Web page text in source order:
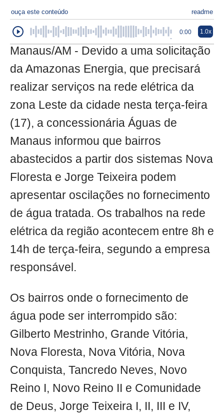
ouça este conteúdo readme
0:00 1.0x
Manaus/AM - Devido a uma solicitação
da Amazonas Energia, que precisará
realizar serviços na rede elétrica da
zona Leste da cidade nesta terça-feira
(17), a concessionária Águas de
Manaus informou que bairros
abastecidos a partir dos sistemas Nova
Floresta e Jorge Teixeira podem
apresentar oscilações no fornecimento
de água tratada. Os trabalhos na rede
elétrica da região acontecem entre 8h e
14h de terça-feira, segundo a empresa
responsável.
Os bairros onde o fornecimento de
água pode ser interrompido são:
Gilberto Mestrinho, Grande Vitória,
Nova Floresta, Nova Vitória, Nova
Conquista, Tancredo Neves, Novo
Reino I, Novo Reino II e Comunidade
de Deus, Jorge Teixeira I, II, III e IV,